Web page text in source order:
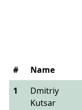
#
Name
1
Dmitriy
Kutsar